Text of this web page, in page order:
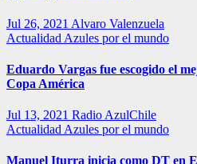
Jul 26, 2021 Alvaro Valenzuela
Actualidad Azules por el mundo
Eduardo Vargas fue escogido el
Copa América
Jul 13, 2021 Radio AzulChile
Actualidad Azules por el mundo
Manuel Iturra inicia como DT en